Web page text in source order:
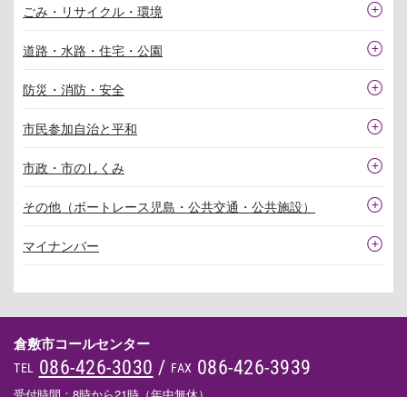
ごみ・リサイクル・環境
道路・水路・住宅・公園
防災・消防・安全
市民参加自治と平和
市政・市のしくみ
その他（ボートレース児島・公共交通・公共施設）
マイナンバー
倉敷市コールセンター
TEL 086-426-3030 / FAX 086-426-3939
受付時間：8時から21時（年中無休）